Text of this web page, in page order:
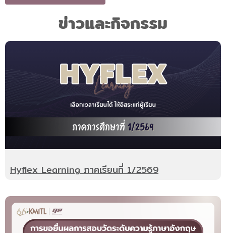
ข่าวและกิจกรรม
Hyflex Learning ภาคเรียนที่ 1/2569